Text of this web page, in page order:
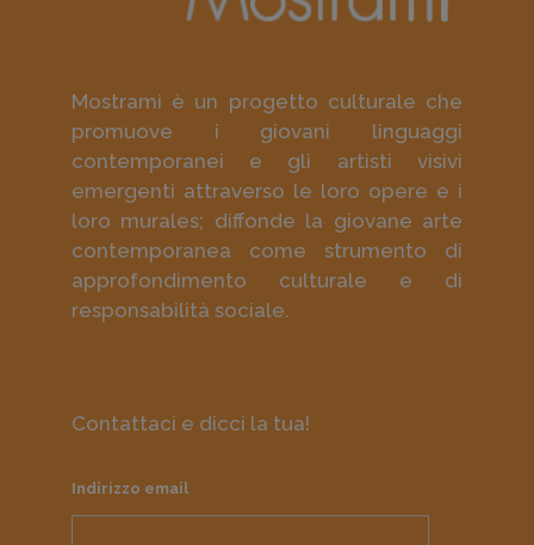
Mostrami è un progetto culturale che
promuove i giovani linguaggi
contemporanei e gli artisti visivi
emergenti attraverso le loro opere e i
loro murales; diffonde la giovane arte
contemporanea come strumento di
approfondimento culturale e di
responsabilità sociale.
Contattaci e dicci la tua!
Indirizzo email